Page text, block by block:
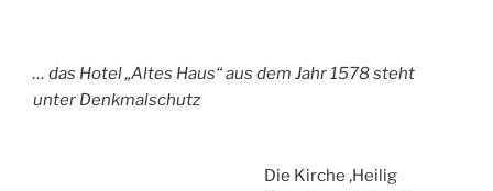
… das Hotel „Altes Haus“ aus dem Jahr 1578 steht
unter Denkmalschutz
Die Kirche ‚Heilig